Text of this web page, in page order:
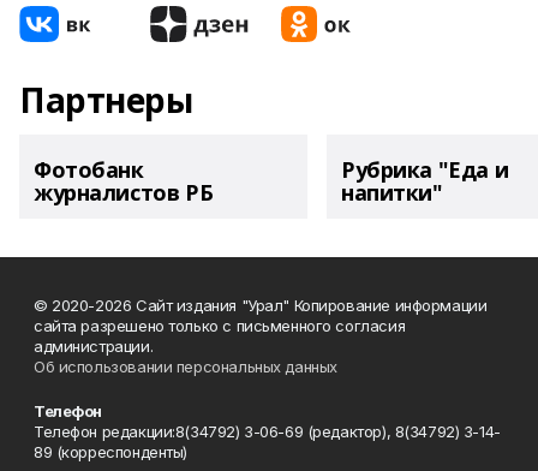
Партнеры
Фотобанк
журналистов РБ
Рубрика "Еда и
напитки"
© 2020-2026 Сайт издания "Урал" Копирование информации
сайта разрешено только с письменного согласия
администрации.
Об использовании персональных данных
Телефон
Телефон редакции:8(34792) 3-06-69 (редактор), 8(34792) 3-14-
89 (корреспонденты)